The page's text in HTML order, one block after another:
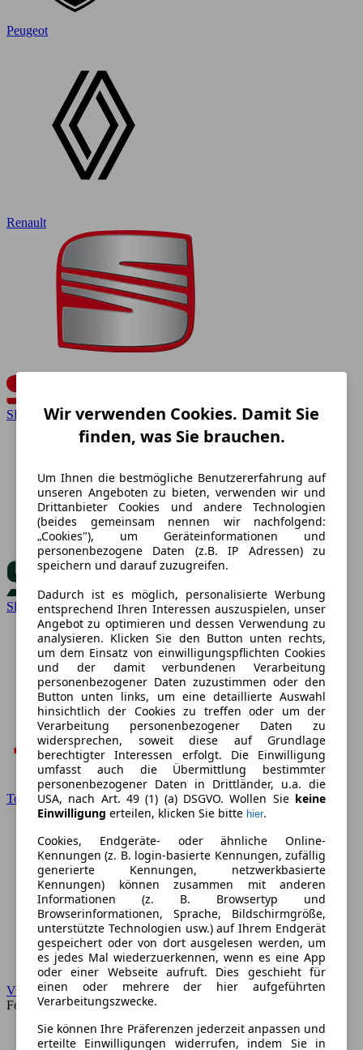
Peugeot
Renault
SEAT
Skoda
Toyota
VW
Forum
Wir verwenden Cookies. Damit Sie
finden, was Sie brauchen.
Um Ihnen die bestmögliche Benutzererfahrung auf
unseren Angeboten zu bieten, verwenden wir und
Drittanbieter Cookies und andere Technologien
(beides gemeinsam nennen wir nachfolgend:
„Cookies"), um Geräteinformationen und
personenbezogene Daten (z.B. IP Adressen) zu
speichern und darauf zuzugreifen.
Dadurch ist es möglich, personalisierte Werbung
entsprechend Ihren Interessen auszuspielen, unser
Angebot zu optimieren und dessen Verwendung zu
analysieren. Klicken Sie den Button unten rechts,
um dem Einsatz von einwilligungspflichten Cookies
und der damit verbundenen Verarbeitung
personenbezogener Daten zuzustimmen oder den
Button unten links, um eine detaillierte Auswahl
hinsichtlich der Cookies zu treffen oder um der
Verarbeitung personenbezogener Daten zu
widersprechen, soweit diese auf Grundlage
berechtigter Interessen erfolgt. Die Einwilligung
umfasst auch die Übermittlung bestimmter
personenbezogener Daten in Drittländer, u.a. die
USA, nach Art. 49 (1) (a) DSGVO. Wollen Sie keine
Einwilligung erteilen, klicken Sie bitte hier.
Cookies, Endgeräte- oder ähnliche Online-
Kennungen (z. B. login-basierte Kennungen, zufällig
generierte Kennungen, netzwerkbasierte
Kennungen) können zusammen mit anderen
Informationen (z. B. Browsertyp und
Browserinformationen, Sprache, Bildschirmgröße,
unterstützte Technologien usw.) auf Ihrem Endgerät
gespeichert oder von dort ausgelesen werden, um
es jedes Mal wiederzuerkennen, wenn es eine App
oder einer Webseite aufruft. Dies geschieht für
einen oder mehrere der hier aufgeführten
Verarbeitungszwecke.
Sie können Ihre Präferenzen jederzeit anpassen und
erteilte Einwilligungen widerrufen, indem Sie in